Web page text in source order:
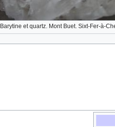
Barytine et quartz. Mont Buet. Sixt-Fer-à-